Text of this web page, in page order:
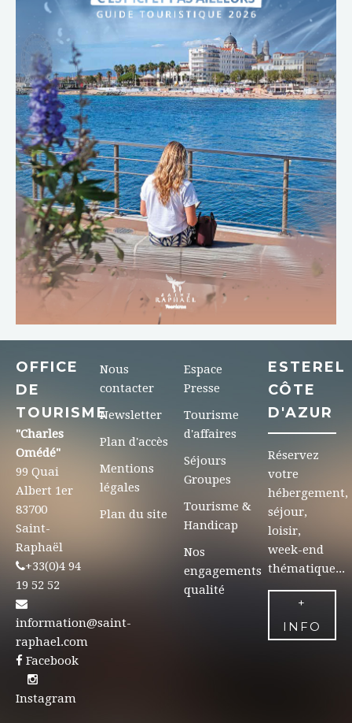
TÉLÉCHARGER
OFFICE
DE
TOURISME
"Charles
Omédé"
99 Quai
Albert 1er
83700
Saint-
Raphaël
+33(0)4 94
19 52 52
information@saint-
raphael.com
Facebook
Instagram
Nous
contacter
Newsletter
Plan d'accès
Mentions
légales
Plan du site
Espace
Presse
Tourisme
d'affaires
Séjours
Groupes
Tourisme &
Handicap
Nos
engagements
qualité
ESTEREL
CÔTE
D'AZUR
Réservez
votre
hébergement,
séjour,
loisir,
week-end
thématique...
+
INFO